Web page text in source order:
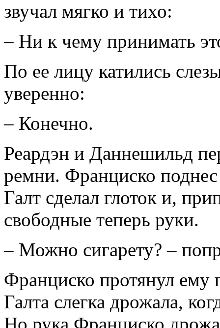
звучал мягко и тихо:
– Ни к чему принимать
По ее лицу катились
уверенно:
– Конечно.
Реардэн и Даннешильд
ремни. Франциско
Галт сделал глоток и,
свободные теперь руки.
– Можно сигарету? –
Франциско протянул ему
Галта слегка дрожала,